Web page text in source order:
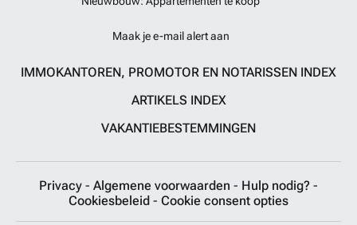
Maak je e-mail alert aan
IMMOKANTOREN, PROMOTOR EN NOTARISSEN INDEX
ARTIKELS INDEX
VAKANTIEBESTEMMINGEN
Privacy - Algemene voorwaarden - Hulp nodig? -
Cookiesbeleid - Cookie consent opties